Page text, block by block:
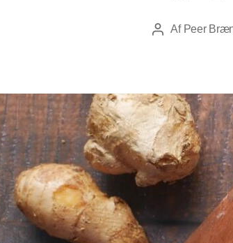
Indlægsforfatter
Af Peer